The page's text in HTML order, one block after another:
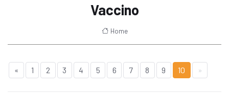
Vaccino
Home
« 1 2 3 4 5 6 7 8 9 10 »